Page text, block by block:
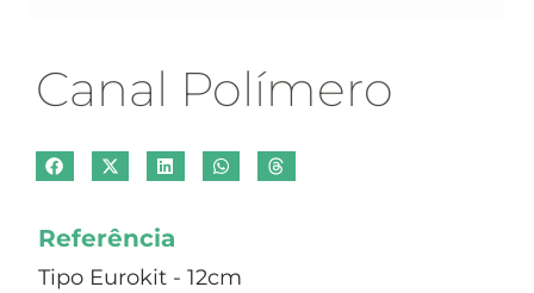
Canal Polímero
Referência
Tipo Eurokit - 12cm